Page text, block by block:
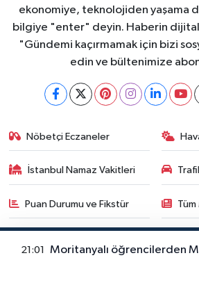
ekonomiye, teknolojiden yaşama
bilgiye "enter" deyin. Haberin dijital
"Gündemi kaçırmamak için bizi
edin ve bültenimize
Nöbetçi Eczaneler
İstanbul Namaz Vakitleri
Puan Durumu ve Fikstür
21:01
Moritanyalı öğrencilerden